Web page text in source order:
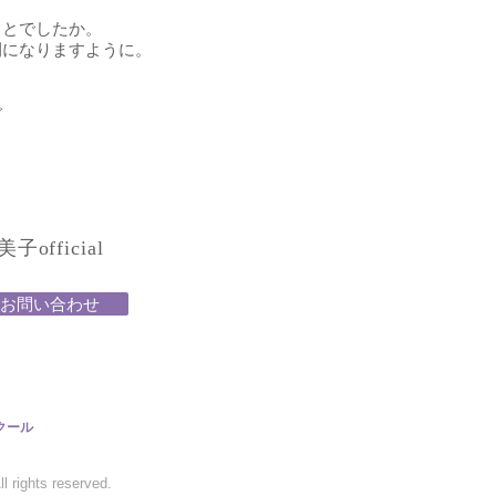
でしたか。
なりますように。
子official
お問い合わせ
ール
rights reserved.